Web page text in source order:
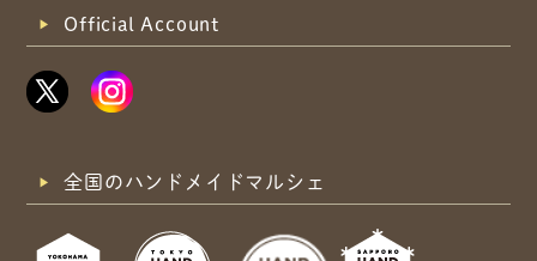
Official Account
全国のハンドメイドマルシェ